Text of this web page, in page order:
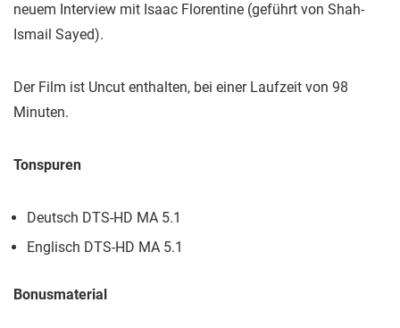
neuem Interview mit Isaac Florentine (geführt von Shah-
Ismail Sayed).
Der Film ist Uncut enthalten, bei einer Laufzeit von 98
Minuten.
Tonspuren
Deutsch DTS-HD MA 5.1
Englisch DTS-HD MA 5.1
Bonusmaterial